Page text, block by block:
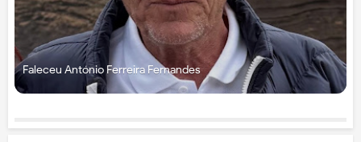
Faleceu António Ferreira Fernandes